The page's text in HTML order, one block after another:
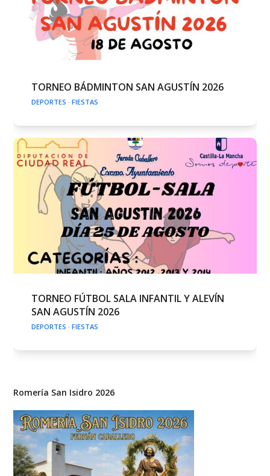
TORNEO BÁDMINTON SAN AGUSTÍN 2026
DEPORTES ·FIESTAS
TORNEO FÚTBOL SALA INFANTIL Y ALEVÍN
SAN AGUSTÍN 2026
DEPORTES ·FIESTAS
Romería San Isidro 2026